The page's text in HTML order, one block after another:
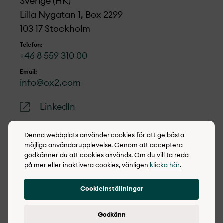
Lilla Nygatan 1, Box 2299
103 17 Stockholm
Telefon:
+46 8 559 310 00
Email:
info@ox2.com
LinkedIn
© 2022-2026 OX2
Cookie policy
Denna webbplats använder cookies för att ge bästa
möjliga användarupplevelse. Genom att acceptera
godkänner du att cookies används. Om du vill ta reda
på mer eller inaktivera cookies, vänligen klicka här.
Cookieinställningar
Godkänn